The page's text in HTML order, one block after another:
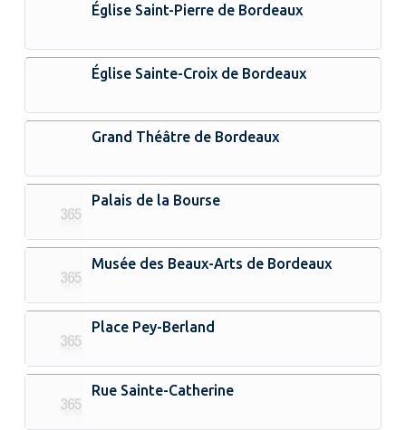
Église Saint-Pierre de Bordeaux
Église Sainte-Croix de Bordeaux
Grand Théâtre de Bordeaux
Palais de la Bourse
Musée des Beaux-Arts de Bordeaux
Place Pey-Berland
Rue Sainte-Catherine